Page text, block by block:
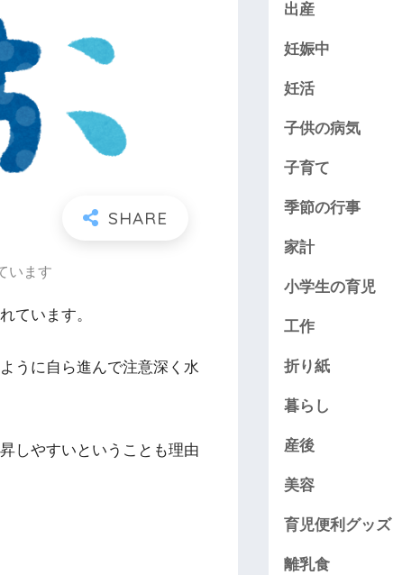
います
ています。
うに自ら進んで注意深く水
しやすい ということも理由
出産
妊娠中
妊活
子供の病気
子育て
季節の行事
家計
小学生の育児
工作
折り紙
暮らし
産後
美容
育児便利グッズ
離乳食